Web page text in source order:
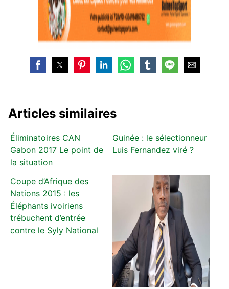
Articles similaires
Éliminatoires CAN
Gabon 2017 Le point de
la situation
Guinée : le sélectionneur
Luis Fernandez viré ?
Coupe d’Afrique des
Nations 2015 : les
Éléphants ivoiriens
trébuchent d’entrée
contre le Syly National